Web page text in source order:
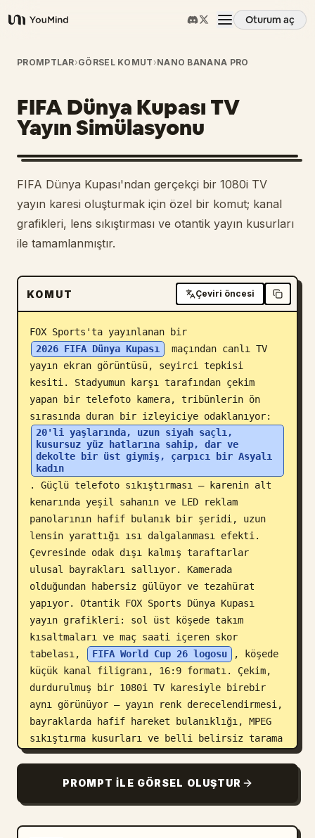
YouMind
Oturum aç
Genel Bakış
Kullanım Senaryoları
Beceriler
İstemler
Fiyatlandırma
İndir
Blog
Güncellemeler
PROMPTLAR›GÖRSEL KOMUT ›NANO BANANA PRO
FIFA Dünya Kupası TV
Yayın Simülasyonu
FIFA Dünya Kupası'ndan gerçekçi bir 1080i TV
yayın karesi oluşturmak için özel bir komut; kanal
grafikleri, lens sıkıştırması ve otantik yayın kusurları
ile tamamlanmıştır.
KOMUT Çeviri öncesi
FOX Sports'ta yayınlanan bir
2026 FIFA Dünya Kupası
maçından canlı TV
yayın ekran görüntüsü, seyirci tepkisi
kesiti. Stadyumun karşı tarafından çekim
yapan bir telefoto kamera, tribünlerin ön
sırasında duran bir izleyiciye odaklanıyor:
20'li yaşlarında, uzun siyah saçlı,
kusursuz yüz hatlarına sahip, dar ve
dekolte bir üst giymiş, çarpıcı bir Asyalı
kadın
. Güçlü telefoto sıkıştırması — karenin alt
kenarında yeşil sahanın ve LED reklam
panolarının hafif bulanık bir şeridi, uzun
lensin yarattığı ısı dalgalanması efekti.
Çevresinde odak dışı kalmış taraftarlar
ulusal bayrakları sallıyor. Kamerada
olduğundan habersiz gülüyor ve tezahürat
yapıyor. Otantik FOX Sports Dünya Kupası
yayın grafikleri: sol üst köşede takım
kısaltmaları ve maç saati içeren skor
tabelası,
FIFA World Cup 26 logosu
, köşede
küçük kanal filigranı, 16:9 formatı. Çekim,
durdurulmuş bir 1080i TV karesiyle birebir
aynı görünüyor — yayın renk derecelendirmesi,
bayraklarda hafif hareket bulanıklığı, MPEG
sıkıştırma kusurları ve belli belirsiz tarama
çizgileri.
PROMPT ILE GÖRSEL OLUŞTUR